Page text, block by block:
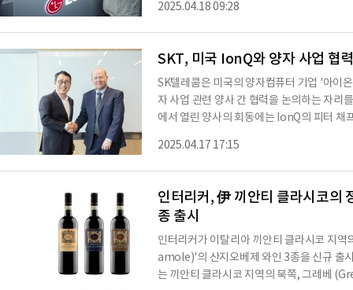
G유플러스는 주로 3박 4일 내외의 짧은 여
사용 패턴을 분석해 3만 9000원에 6GB 데
2025.04.18 09:28
SKT, 미국 IonQ와 양자 사업 협
SK텔레콤은 미국의 양자컴퓨터 기업 '아이
자 사업 관련 양사 간 협력을 논의하는 자리
에서 열린 양사의 회동에는 IonQ의 피터
제휴 담당, 진재형 한국지사장 등이 참석해
다.SKT는 지난 2월 AI∙양자 시대를 준비하
해 SK
2025.04.17 17:15
인터리커, 伊 끼안티 클라시코의
종 출시
인터리커가 이탈리아 끼안티 클라시코 지
amole)'의 산지오베제 와인 3종을 신규 출
는 끼안티 클라시코 지역의 북쪽, 그레베